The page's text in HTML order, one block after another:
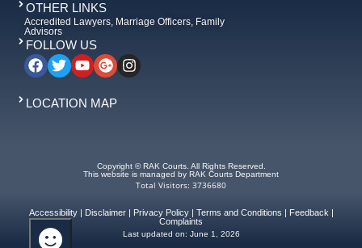
OTHER LINKS
Accredited Lawyers, Marriage Officers, Family
Advisors
FOLLOW US
LOCATION MAP
Copyright © RAK Courts. All Rights Reserved.
This website is managed by RAK Courts Department
Total Visitors: 3736680
Accessibility| Disclaimer| Privacy Policy| Terms and Conditions Feedback
Complaints
Last updated on: June 1, 2026